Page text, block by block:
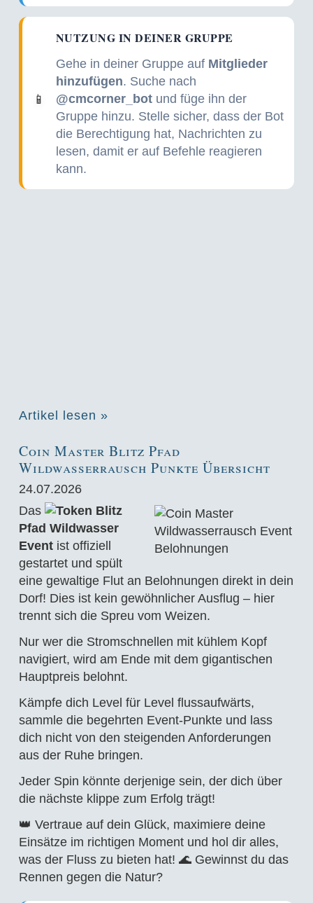
📱
NUTZUNG IN DEINER GRUPPE
Gehe in deiner Gruppe auf Mitglieder
hinzufügen. Suche nach
@cmcorner_botund füge ihn der
Gruppe hinzu. Stelle sicher, dass der Bot
die Berechtigung hat, Nachrichten zu
lesen, damit er auf Befehle reagieren
kann.
Artikel lesen »
Coin Master Blitz Pfad
Wildwasserrausch Punkte Übersicht
24.07.2026
Das
Blitz
Pfad Wildwasser
Eventist offiziell
gestartet und spült
eine gewaltige Flut an Belohnungen direkt in dein
Dorf! Dies ist kein gewöhnlicher Ausflug – hier
trennt sich die Spreu vom Weizen.
Nur wer die Stromschnellen mit kühlem Kopf
navigiert, wird am Ende mit dem gigantischen
Hauptpreis belohnt.
Kämpfe dich Level für Level flussaufwärts,
sammle die begehrten Event-Punkte und lass
dich nicht von den steigenden Anforderungen
aus der Ruhe bringen.
Jeder Spin könnte derjenige sein, der dich über
die nächste klippe zum Erfolg trägt!
👑 Vertraue auf dein Glück, maximiere deine
Einsätze im richtigen Moment und hol dir alles,
was der Fluss zu bieten hat! 🌊 Gewinnst du das
Rennen gegen die Natur?